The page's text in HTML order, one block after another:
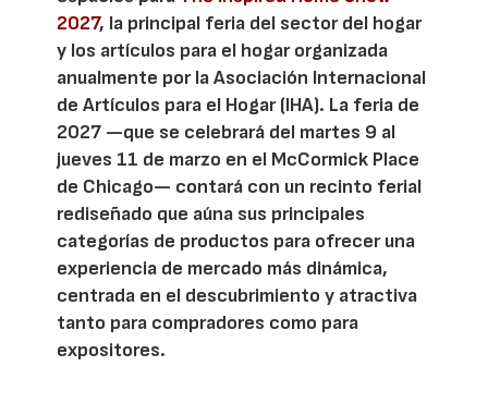
2027, la principal feria del sector del hogar
y los artículos para el hogar organizada
anualmente por la Asociación Internacional
de Artículos para el Hogar (IHA). La feria de
2027 —que se celebrará del martes 9 al
jueves 11 de marzo en el McCormick Place
de Chicago— contará con un recinto ferial
rediseñado que aúna sus principales
categorías de productos para ofrecer una
experiencia de mercado más dinámica,
centrada en el descubrimiento y atractiva
tanto para compradores como para
expositores.